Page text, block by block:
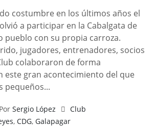
costumbre en los últimos años el
a participar en la Cabalgata de
pueblo con su propia carroza.
jugadores, entrenadores, socios
colaboraron de forma
este gran acontecimiento del que
pequeños...
Por Sergio López
Club
,CDG,Galapagar